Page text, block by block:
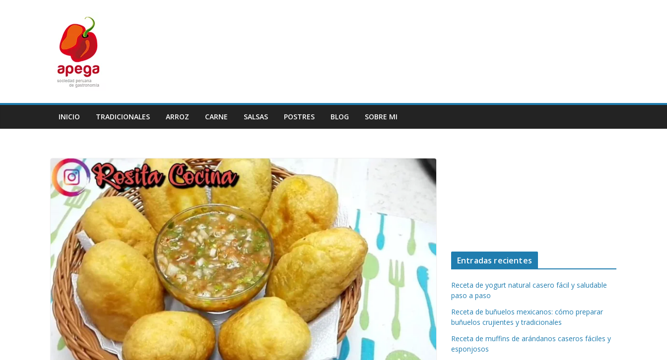
INICIO TRADICIONALES ARROZ CARNE SALSAS POSTRES BLOG SOBRE MI
Entradas recientes
Receta de yogurt natural casero fácil y saludable
paso a paso
Receta de buñuelos mexicanos: cómo preparar
buñuelos crujientes y tradicionales
Receta de muffins de arándanos caseros fáciles y
esponjosos